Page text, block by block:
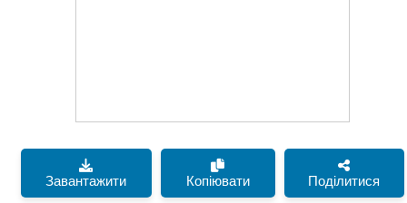
Завантажити Копіювати Поділитися